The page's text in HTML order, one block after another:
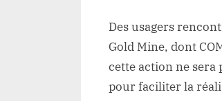
Des usagers
Gold Mine, dont
cette action ne sera
pour faciliter la